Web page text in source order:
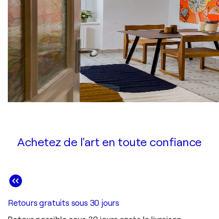
Achetez de l'art en toute confiance
Retours gratuits sous 30 jours